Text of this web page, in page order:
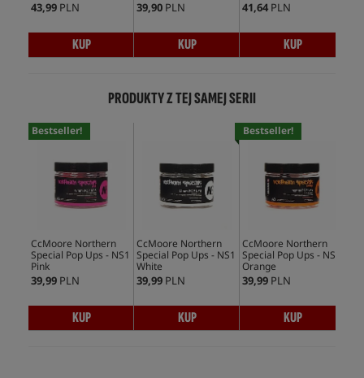
43,99 PLN
KUP
39,90 PLN
KUP
41,64 PLN
KUP
PRODUKTY Z TEJ SAMEJ SERII
Bestseller!
CcMoore Northern
Special Pop Ups - NS1
Pink
39,99 PLN
KUP
CcMoore Northern
Special Pop Ups - NS1
White
39,99 PLN
KUP
Bestseller!
CcMoore Northern
Special Pop Ups - NS1
Orange
39,99 PLN
KUP